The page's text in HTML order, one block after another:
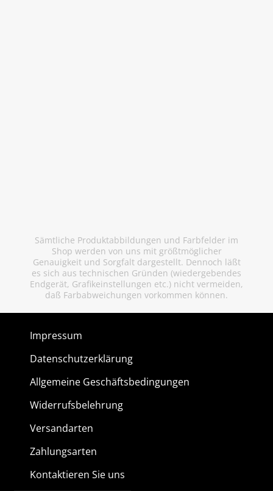
Sämtliche Produktabbildungen und Farbfelder im
Shop werden von uns mit größtmöglicher
Genauigkeit und Sorgfalt dargestellt. Dennoch läßt
es sich aus technischen Gründen (wiedergebendes
Endgerät, Grafikeinstellungen etc.) nicht vermeiden,
daß Farbabweichungen vorkommen können.
Impressum
Datenschutzerklärung
Allgemeine Geschäftsbedingungen
Widerrufsbelehrung
Versandarten
Zahlungsarten
Kontaktieren Sie uns